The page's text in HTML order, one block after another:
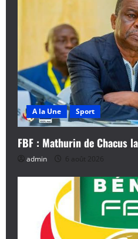
A la Une Sport
FBF : Mathurin de Chacus
admin 6 août 2026